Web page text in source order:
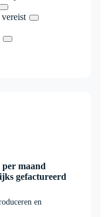
per maand
gefactureerd
en